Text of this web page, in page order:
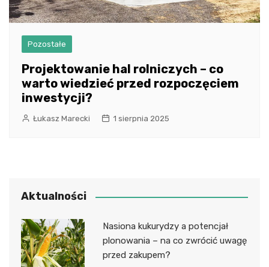
Pozostałe
Projektowanie hal rolniczych – co
warto wiedzieć przed rozpoczęciem
inwestycji?
Łukasz Marecki 1 sierpnia 2025
Aktualności
Nasiona kukurydzy a potencjał
plonowania – na co zwrócić uwagę
przed zakupem?